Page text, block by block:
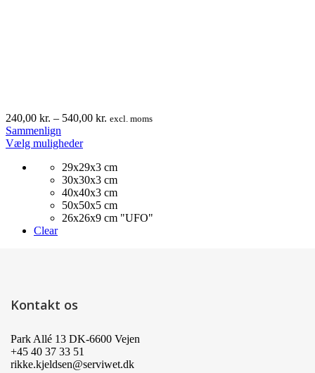
240,00 kr. – 540,00 kr. Prisinterval:
excl. moms
Sammenlign
Vælg mulighederDette
har
flere
varianter.
Mulighederne
kan
29x29x3 cm
30x30x3 cm
40x40x3 cm
50x50x5 cm
26x26x9 cm "UFO"
Clear
Kontakt os
Park Allé 13 DK-6600 Vejen
+45 40 37 33 51
rikke.kjeldsen@serviwet.dk